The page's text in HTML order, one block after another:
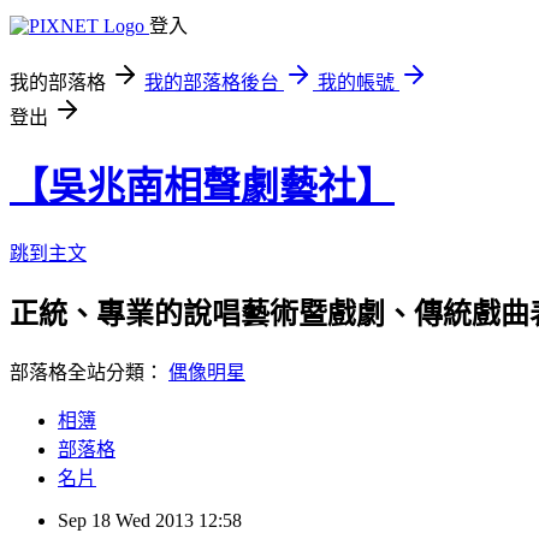
登入
我的部落格 我的部落格後台
我的帳號
登出
【吳兆南相聲劇藝社】
跳到主文
正統、專業的說唱藝術暨戲劇、傳統戲曲
部落格全站分類： 偶像明星
相簿
部落格
名片
Sep 18 Wed 2013 12:58